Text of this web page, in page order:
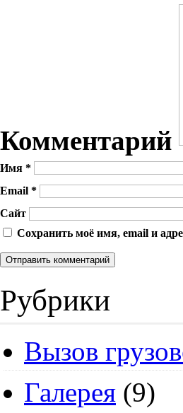
Комментарий
Имя *
Email *
Сайт
Сохранить моё имя, email и
Рубрики
Вызов
Галерея (9)